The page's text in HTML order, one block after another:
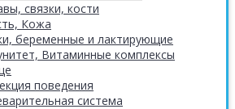
связки, кости
Кожа
беременные и лактирующие
Витаминные комплексы
поведения
система